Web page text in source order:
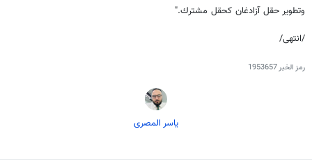
وتطوير حقل آزادغان كحقل مشترك."
/انتهى/
رمز الخبر1953657
یاسر المصری